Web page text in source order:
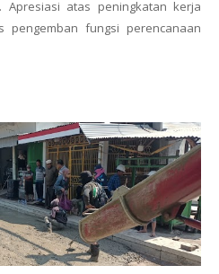
Apresiasi atas peningkatan kerja
pengemban fungsi perencanaan